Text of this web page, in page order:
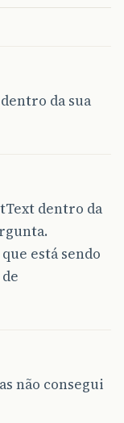
dentro da sua
dentro da
está sendo
não consegui